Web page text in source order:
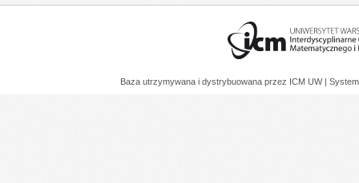
Baza utrzymywana i dystrybuowana przez ICM UW |